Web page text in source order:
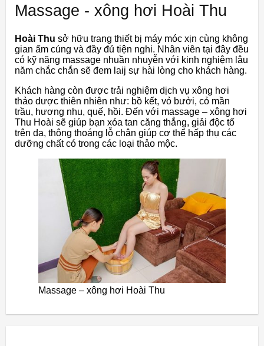
Massage - xông hơi Hoài Thu
Hoài Thu sở hữu trang thiết bị máy móc xịn cùng không
gian ấm cúng và đầy đủ tiện nghi. Nhân viên tại đây đều
có kỹ năng massage nhuần nhuyễn với kinh nghiệm lâu
năm chắc chắn sẽ đem laij sự hài lòng cho khách hàng.
Khách hàng còn được trải nghiệm dịch vụ xông hơi
thảo dược thiên nhiên như: bồ kết, vỏ bưởi, cỏ mần
trầu, hương nhu, quế, hồi. Đến với massage – xông hơi
Thu Hoài sẽ giúp bạn xóa tan căng thẳng, giải độc tố
trên da, thông thoáng lỗ chân giúp cơ thể hấp thụ các
dưỡng chất có trong các loại thảo mộc.
Massage – xông hơi Hoài Thu